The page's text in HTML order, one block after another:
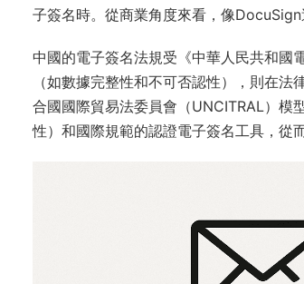
子簽名時。從商業角度來看，像
中國的電子簽名法規受《中華人民共和國
（如數據完整性和不可否認性），則在
合國國際貿易法委員會（UNCITRAL）模
性）和國際規範的認證電子簽名工具，從